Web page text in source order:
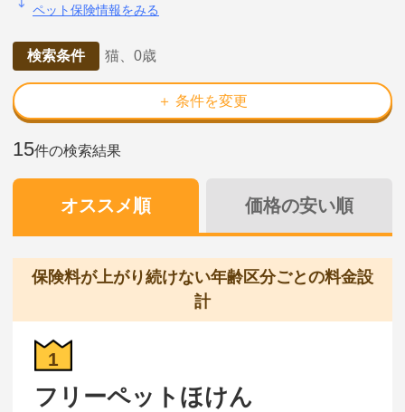
ペット保険情報をみる
検索条件 猫、0歳
＋ 条件を変更
15件の検索結果
オススメ順 価格の安い順
保険料が上がり続けない年齢区分ごとの料金設
計
1
フリーペットほけん